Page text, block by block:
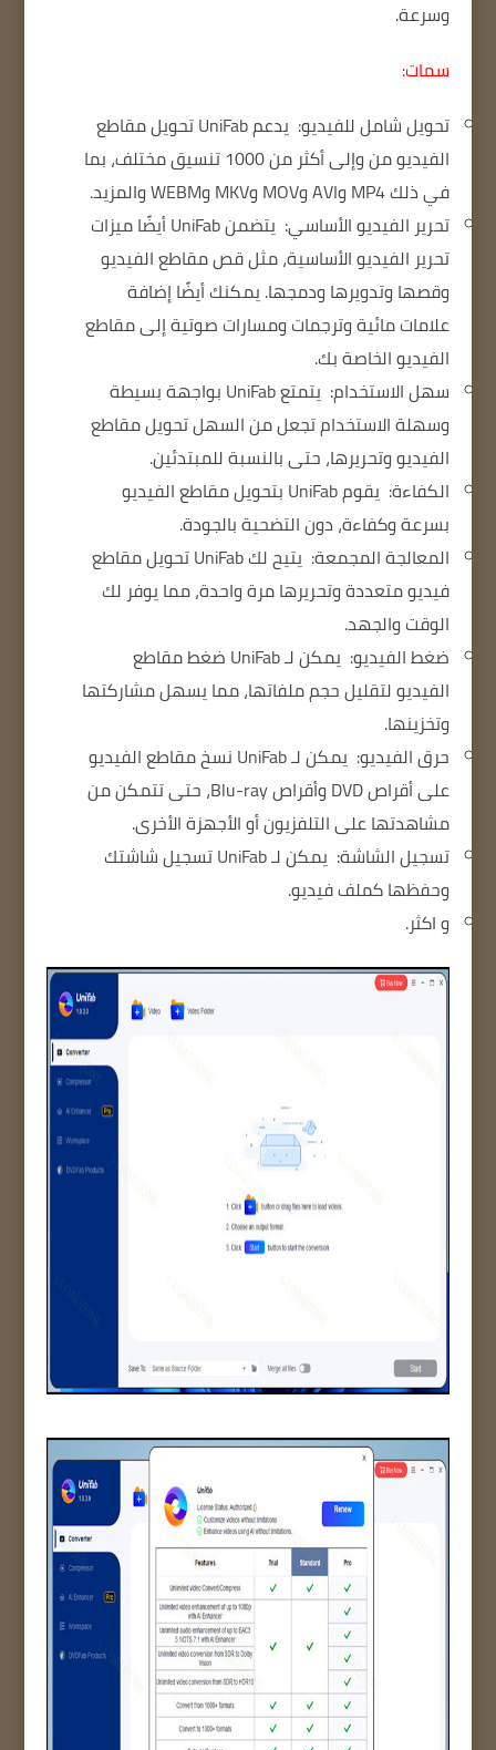
وسرعة.
سمات:
تحويل شامل للفيديو:
يدعم UniFab تحويل مقاطع
الفيديو من وإلى أكثر من 1000 تنسيق مختلف، بما
في ذلك MP4 وAVI وMOV وMKV وWEBM والمزيد.
تحرير الفيديو الأساسي:
يتضمن UniFab أيضًا ميزات
تحرير الفيديو الأساسية، مثل قص مقاطع الفيديو
وقصها وتدويرها ودمجها.يمكنك أيضًا إضافة
علامات مائية وترجمات ومسارات صوتية إلى مقاطع
الفيديو الخاصة بك.
سهل الاستخدام:
يتمتع UniFab بواجهة بسيطة
وسهلة الاستخدام تجعل من السهل تحويل مقاطع
الفيديو وتحريرها، حتى بالنسبة للمبتدئين.
الكفاءة:
يقوم UniFab بتحويل مقاطع الفيديو
بسرعة وكفاءة، دون التضحية بالجودة.
المعالجة المجمعة:
يتيح لك UniFab تحويل مقاطع
فيديو متعددة وتحريرها مرة واحدة، مما يوفر لك
الوقت والجهد.
ضغط الفيديو:
يمكن لـ UniFab ضغط مقاطع
الفيديو لتقليل حجم ملفاتها، مما يسهل مشاركتها
وتخزينها.
حرق الفيديو:
يمكن لـ UniFab نسخ مقاطع الفيديو
على أقراص DVD وأقراص Blu-ray، حتى تتمكن من
مشاهدتها على التلفزيون أو الأجهزة الأخرى.
تسجيل الشاشة:
يمكن لـ UniFab تسجيل شاشتك
وحفظها كملف فيديو.
و اكثر.